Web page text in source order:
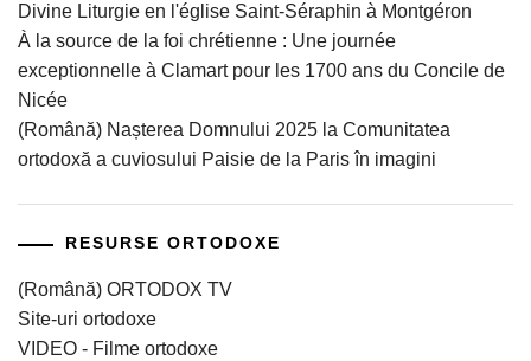
Divine Liturgie en l'église Saint-Séraphin à Montgéron
À la source de la foi chrétienne : Une journée
exceptionnelle à Clamart pour les 1700 ans du Concile de
Nicée
(Română) Nașterea Domnului 2025 la Comunitatea
ortodoxă a cuviosului Paisie de la Paris în imagini
RESURSE ORTODOXE
(Română) ORTODOX TV
Site-uri ortodoxe
VIDEO - Filme ortodoxe